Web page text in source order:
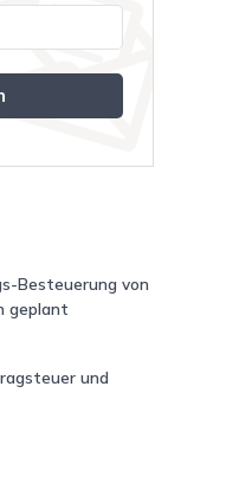
Besteuerung von
geplant
und